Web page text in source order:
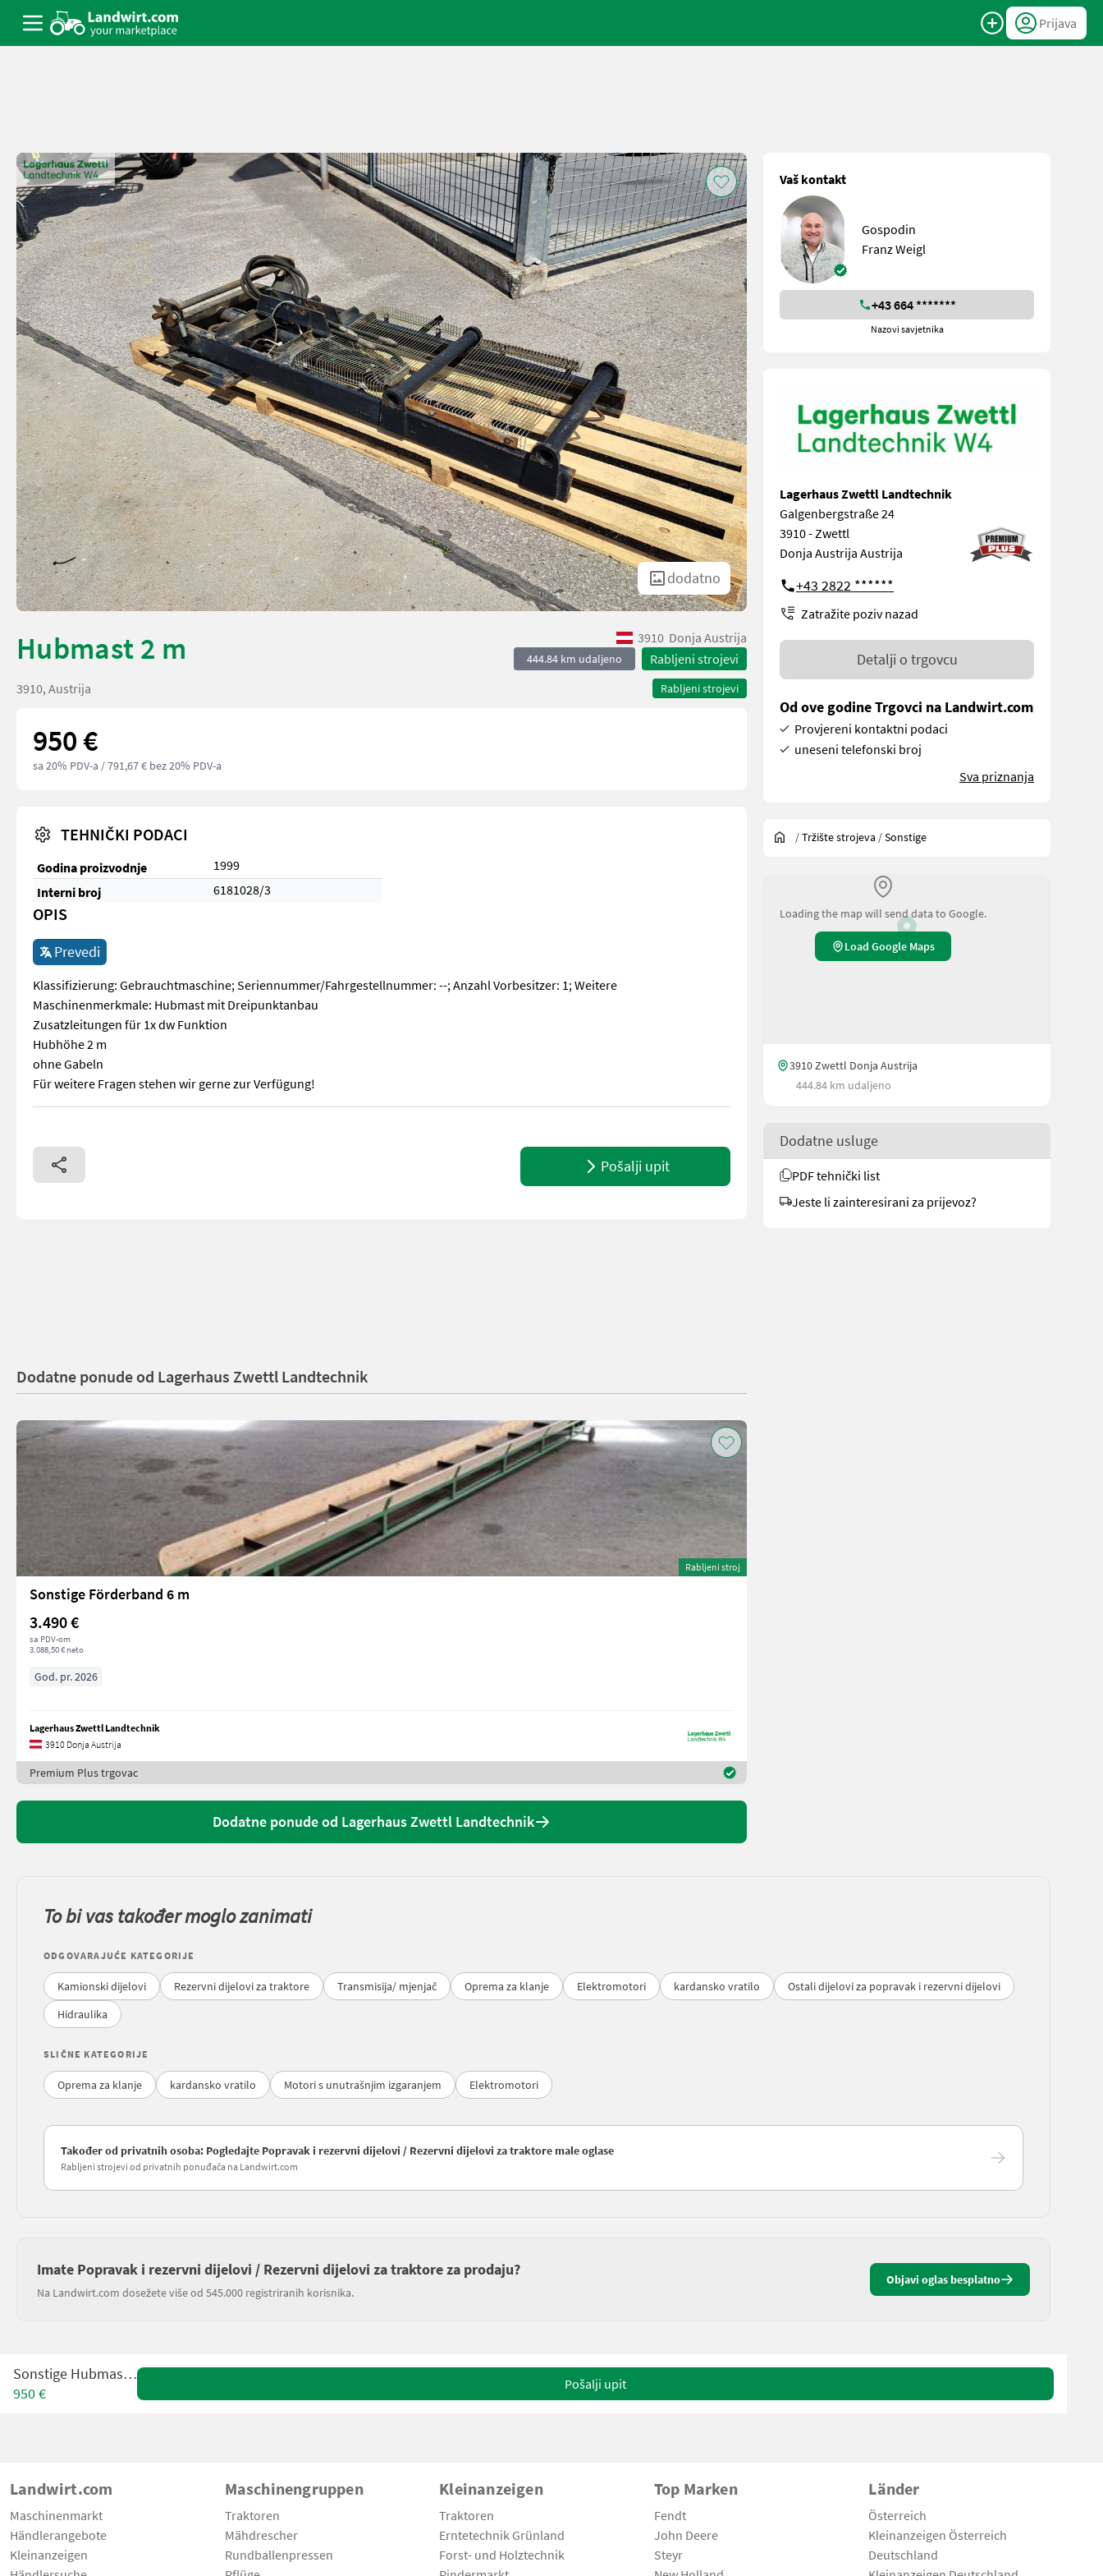
Prijava
dodatno
Hubmast 2 m 3910 Donja Austrija
444.84 km udaljeno Rabljeni strojevi
Rabljeni strojevi
3910, Austrija
950 €
sa 20% PDV-a / 791,67 € bez 20% PDV-a
TEHNIČKI PODACI
Godina proizvodnje
1999
Interni broj
6181028/3
OPIS
Prevedi
Klassifizierung: Gebrauchtmaschine; Seriennummer/Fahrgestellnummer: --; Anzahl Vorbesitzer: 1; Weitere
Maschinenmerkmale: Hubmast mit Dreipunktanbau
Zusatzleitungen für 1x dw Funktion
Hubhöhe 2 m
ohne Gabeln
Für weitere Fragen stehen wir gerne zur Verfügung!
Klassifizierung: Gebrauchtmaschine; Seriennummer/Fahrgestellnummer: --; Anzahl Vorbesitzer: 1; Weitere Maschinenmerkmale: Hubmast mit Dreipunktanbau Zusatzleitungen für 1x dw
Pošalji upit
Vaš kontakt
Gospodin
Franz Weigl
+43 664 *******
Nazovi savjetnika
Lagerhaus Zwettl Landtechnik
Galgenbergstraße 24
3910 - Zwettl
Donja Austrija Austrija
+43 2822 ******
Zatražite poziv nazad
Detalji o trgovcu
Od ove godine Trgovci na Landwirt.com
Provjereni kontaktni podaci
uneseni telefonski broj
Sva priznanja
/Tržište strojeva /Sonstige
Loading the map will send data to Google.
Load Google Maps
3910 Zwettl Donja Austrija
444.84 km udaljeno
Dodatne usluge
PDF tehnički list
Jeste li zainteresirani za prijevoz?
Dodatne ponude od Lagerhaus Zwettl Landtechnik
Rabljeni stroj
Sonstige Förderband 6 m
3.490 €
sa PDV-om
3.088,50 € neto
God. pr. 2026
Lagerhaus Zwettl Landtechnik
3910 Donja Austrija
Premium Plus trgovac
Dodatne ponude od Lagerhaus Zwettl Landtechnik
To bi vas također moglo zanimati
ODGOVARAJUĆE KATEGORIJE
Kamionski dijelovi Rezervni dijelovi za traktore Transmisija/ mjenjač Oprema za klanje Elektromotori kardansko vratilo
Ostali dijelovi za popravak i rezervni dijelovi
Hidraulika
SLIČNE KATEGORIJE
Oprema za klanje kardansko vratilo Motori s unutrašnjim izgaranjem Elektromotori
Također od privatnih osoba: Pogledajte Popravak i rezervni dijelovi / Rezervni dijelovi za traktore male oglase
Rabljeni strojevi od privatnih ponuđača na Landwirt.com
Imate Popravak i rezervni dijelovi / Rezervni dijelovi za traktore za prodaju?
Na Landwirt.com dosežete više od 545.000 registriranih korisnika.
Objavi oglas besplatno
Sonstige Hubmast 2 m
950 €
Pošalji upit
Landwirt.com
Maschinenmarkt
Händlerangebote
Kleinanzeigen
Maschinengruppen
Traktoren
Mähdrescher
Rundballenpressen
Kleinanzeigen
Traktoren
Erntetechnik Grünland
Forst- und Holztechnik
Top Marken
Fendt
John Deere
Steyr
Länder
Österreich
Kleinanzeigen Österreich
Deutschland